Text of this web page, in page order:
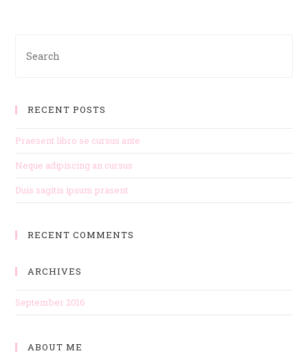
RECENT POSTS
Praesent libro se cursus ante
Neque adipiscing an cursus
Duis sagitis ipsum prasent
RECENT COMMENTS
ARCHIVES
September 2016
ABOUT ME